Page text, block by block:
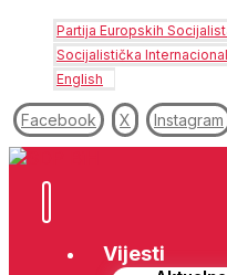
Partija Europskih
Socijalistička
English
Facebook X Instagram
Vijesti